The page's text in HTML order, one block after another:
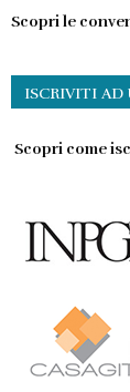
Scopri le
ISCRIVITI AD
Scopri come